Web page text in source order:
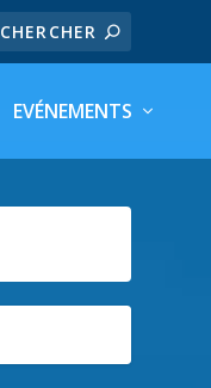
EVÉNEMENTS